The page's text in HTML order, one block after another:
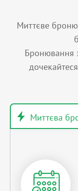
Миттєве
Бронювання